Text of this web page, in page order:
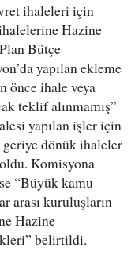
ihaleleri için
Hazine
Bütçe
yapılan ekleme
önce ihale veya
teklif alınmamış”
yapılan işler için
geriye dönük ihaleler
Komisyona
“Büyük kamu
arası kuruluşların
Hazine
belirtildi.